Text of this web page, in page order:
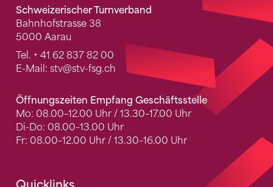
Schweizerischer Turnverband
Bahnhofstrasse 38
5000 Aarau
Tel. + 41 62 837 82 00
E-Mail: stv@stv-fsg.ch
Öffnungszeiten Empfang Geschäftsstelle
Mo: 08.00–12.00 Uhr / 13.30–17.00 Uhr
Di-Do: 08.00–13.00 Uhr
Fr: 08.00–12.00 Uhr / 13.30–16.00 Uhr